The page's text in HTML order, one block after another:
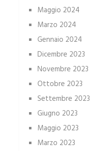
Maggio 2024
Marzo 2024
Gennaio 2024
Dicembre 2023
Novembre 2023
Ottobre 2023
Settembre 2023
Giugno 2023
Maggio 2023
Marzo 2023